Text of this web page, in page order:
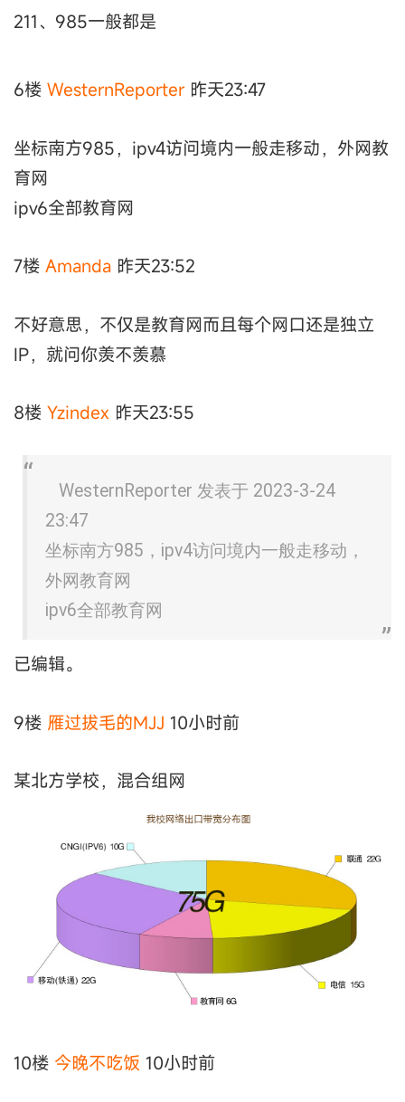
211、985一般都是
6楼 WesternReporter 昨天23:47
坐标南方985，ipv4访问境内一般走移动，外网教
育网
ipv6全部教育网
7楼 Amanda 昨天23:52
不好意思，不仅是教育网而且每个网口还是独立
IP，就问你羡不羡慕
8楼 Yzindex 昨天23:55
WesternReporter 发表于 2023-3-24
23:47
坐标南方985，ipv4访问境内一般走移动，
外网教育网
ipv6全部教育网
已编辑。
9楼 雁过拔毛的MJJ 10小时前
某北方学校，混合组网
10楼 今晚不吃饭 10小时前